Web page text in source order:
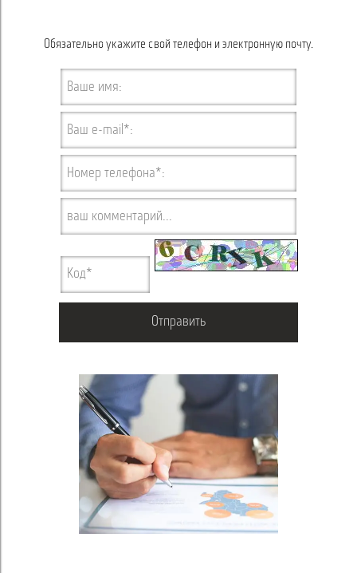
Обязательно укажите свой телефон и электронную почту.